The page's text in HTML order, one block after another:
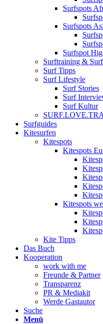
Surfspots
Surfspots
Surfspot
Surftraining &
Surf Tipps
Surf Lifestyle
Surf Stories
Surf
Surf Kultur
Surfguides
Kitesurfen
Kitespots
Kitespots
Kitespots
Kite Tipps
Das Buch
Kooperation
work with me
Freunde & Partner
Transparenz
PR & Mediakit
Werde Gastautor
Suche
Menü